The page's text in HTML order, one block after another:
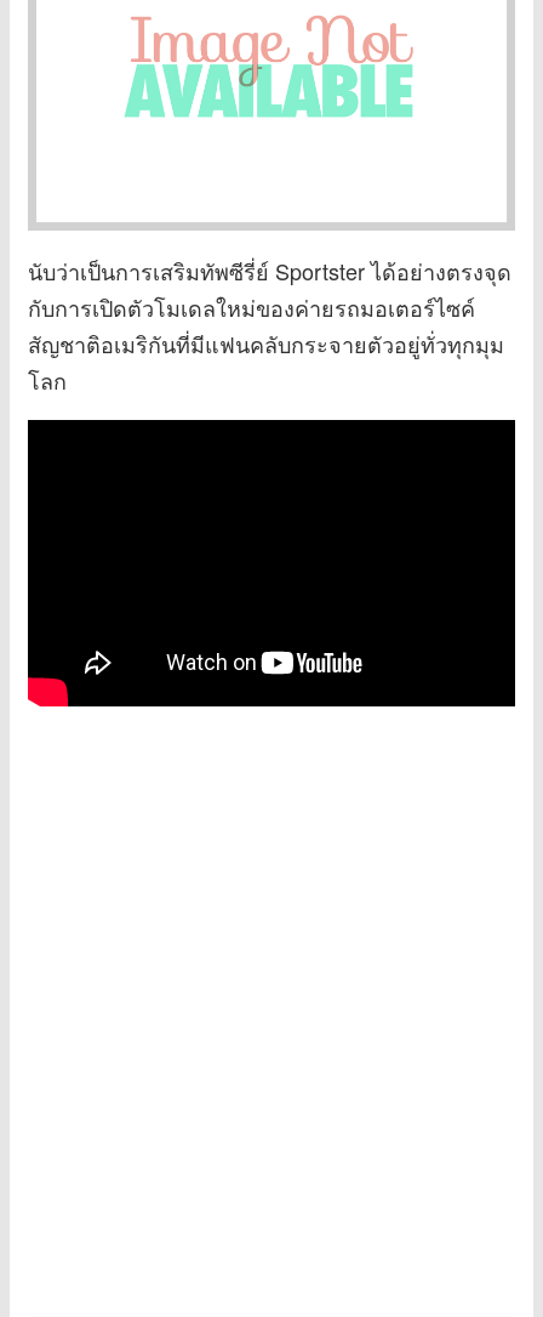
นับว่าเป็นการเสริมทัพซีรี่ย์ Sportster ได้อย่างตรงจุด
กับการเปิดตัวโมเดลใหม่ของค่ายรถมอเตอร์ไซค์
สัญชาติอเมริกันที่มีแฟนคลับกระจายตัวอยู่ทั่วทุกมุม
โลก